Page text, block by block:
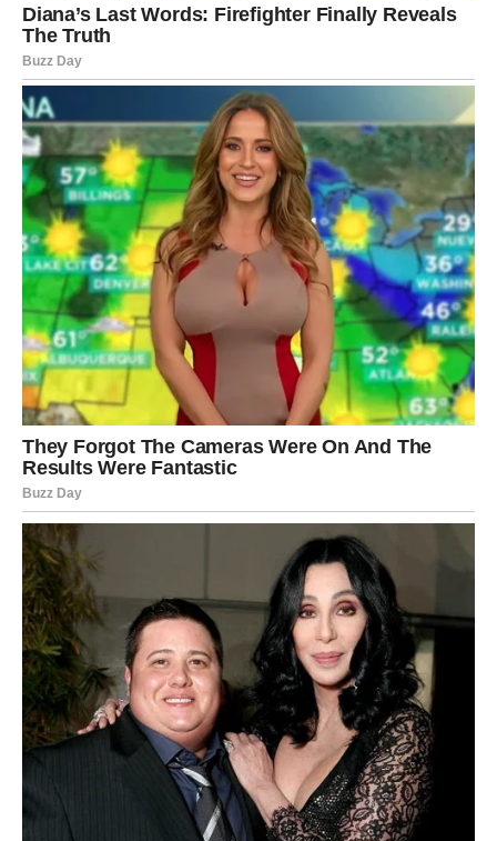
Strijelčevi ulaze u veoma srećan period. Ono što ste dugo
planirali ili priželjkivali konačno počinje da se ostvaruje.
Moguće su lijepe vijesti vezane za posao, finansije ili
jedan važan životni cilj.
Poruka zvijezda
Prihvatite sreću bez zadrške.
JARAC
Šta vam dolazi?
Jarčevi će konačno vidjeti rezultate svega što su ulagali
posljednjih mjeseci. Trud nije bio uzaludan.
Poruka zvijezda
Ponosite se svojim uspjesima.
VODOLIJA
Šta vam dolazi?
Neočekivana prilika mogla bi vam otvoriti vrata nečega
što ste dugo željeli ostvariti.